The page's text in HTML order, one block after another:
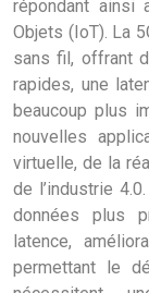
répondant ainsi
Objets (IoT). La
sans fil, offrant
rapides, une
beaucoup plus
nouvelles
virtuelle, de la
de l’industrie
données plus
latence,
permettant le